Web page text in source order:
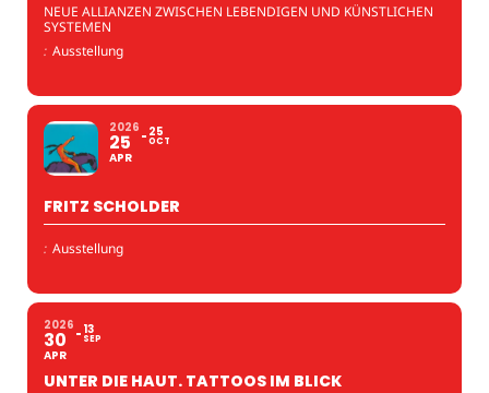
NEUE ALLIANZEN ZWISCHEN LEBENDIGEN UND KÜNSTLICHEN
SYSTEMEN
: Ausstellung
2026
25
APR
25
OCT
FRITZ SCHOLDER
: Ausstellung
2026
30
APR
13
SEP
UNTER DIE HAUT. TATTOOS IM BLICK